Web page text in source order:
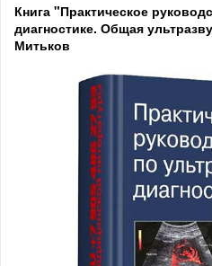
Книга "Практическое
диагностике. Общая
Митьков